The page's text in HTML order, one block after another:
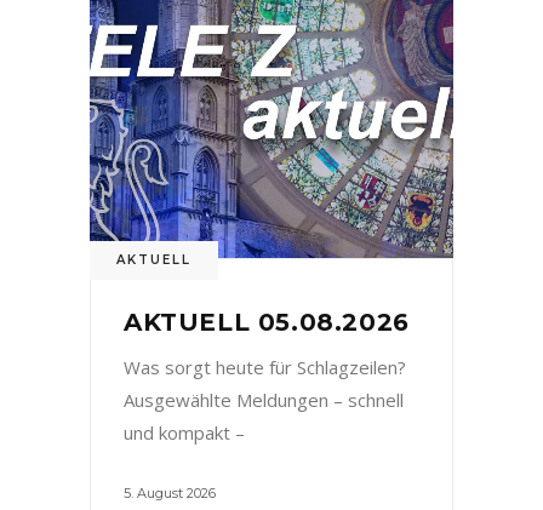
AKTUELL
AKTUELL 05.08.2026
Was sorgt heute für Schlagzeilen?
Ausgewählte Meldungen – schnell
und kompakt –
5. August 2026